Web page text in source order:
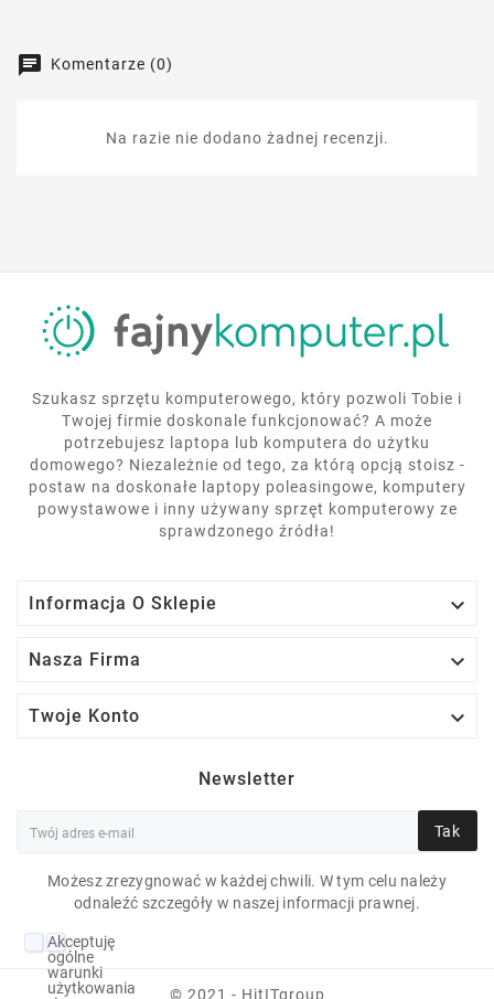
Komentarze (0)
Na razie nie dodano żadnej recenzji.
Szukasz sprzętu komputerowego, który pozwoli Tobie i
Twojej firmie doskonale funkcjonować? A może
potrzebujesz laptopa lub komputera do użytku
domowego? Niezależnie od tego, za którą opcją stoisz -
postaw na doskonałe laptopy poleasingowe, komputery
powystawowe i inny używany sprzęt komputerowy ze
sprawdzonego źródła!
Informacja O Sklepie 
Nasza Firma 
Twoje Konto 
Newsletter
Tak
Możesz zrezygnować w każdej chwili. W tym celu należy
odnaleźć szczegóły w naszej informacji prawnej.
Akceptuję
ogólne
warunki
użytkowania
© 2021 - HitITgroup